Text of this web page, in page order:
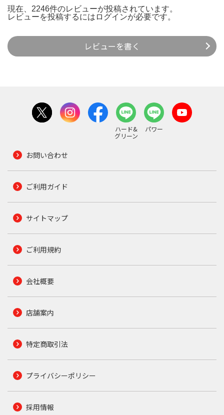
現在、2246件のレビューが投稿されています。
レビューを投稿するには ログインが必要です。
レビューを書く
ハード&
グリーン
パワー
お問い合わせ
ご利用ガイド
サイトマップ
ご利用規約
会社概要
店舗案内
特定商取引法
プライバシーポリシー
採用情報